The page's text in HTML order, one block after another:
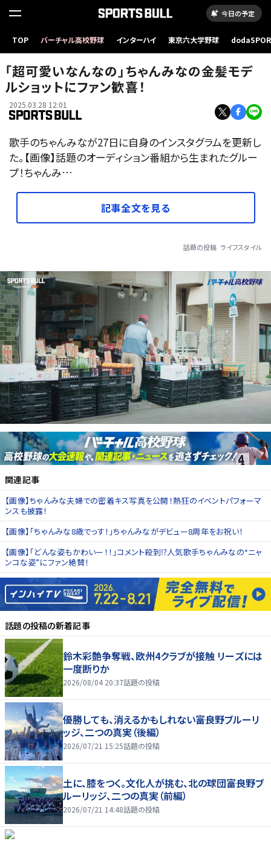
今日の予定
TOP バーチャル高校野球 インターハイ 東京六大学野球
「超可愛いなんなの」ちゃんみなの金髪モデ
ルショットにファン歓喜！
2025.03.28 12:01
歌手のちゃんみなが27日に自身のインスタグラムを更新し
た。【画像】話題のオーディション番組から生まれたグルー
プ！ちゃんみ…
記事全文を見る
話題の投稿 ライフスタイル
関連記事
【画像】ちゃんみな夫婦での密着キス写真を公開！熱狂のイベントパフォーマ
ンスも披露！
【画像】「ちゃんみな8歳でっす！」ちゃんみながデビュー8周年をお祝い！
【画像】「どんな姿もかわいー！！」コメント殺到⁉人気歌手ちゃんみなの“ニャ
ンコな姿”にファン絶賛！
話題の投稿の新着記事
鈴木彩艶争奪戦、欧州4クラブが接触 リーズには
一度断りか
2026/08/04 20:37話題の投稿
優勝しても、消えるかもしれない――富良野ブルーリ
ッジ、二つの真実（後編）
2026/07/21 15:25話題の投稿
土に、膝をつく。文化人が挑む、北の球団――富良野ブ
ルーリッジ、二つの真実（前編）
2026/07/21 14:48話題の投稿